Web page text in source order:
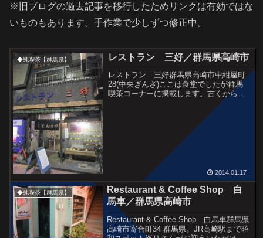
※旧ブログの過去記事を移行したためリンクは有効ではな
いものもあります。手作業で少しずつ修正中。
◆純喫茶【群馬県】 レストラン 三好／群馬県高崎市
レストラン 三好群馬県高崎市中紺屋町
28(中央ぎんざ)ここは食堂でしたが群馬
喫茶コーナーに掲載します。古くからあ
る店だろうなー。コカコーラで一服。周
辺のお店なんだか顔に見える建物。遠目
からはトイレットペーパー、ティッシュ
屋さんにしか見えませ...
2014.01.17
◆純喫茶【群馬県】
Restaurant & Coffee Shop 白
馬車／群馬県高崎市
Restaurant & Coffee Shop 白馬車群馬県
高崎市寄合町34 群馬県。JR高崎駅まで昭